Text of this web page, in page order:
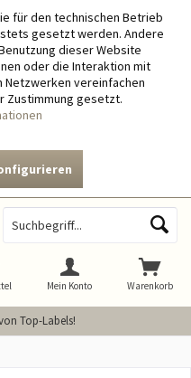
für den technischen Betrieb
gesetzt werden. Andere
dieser Website
oder die Interaktion mit
Netzwerken vereinfachen
Zustimmung gesetzt.
Top-Labels!
Warenkorb
Mein Konto